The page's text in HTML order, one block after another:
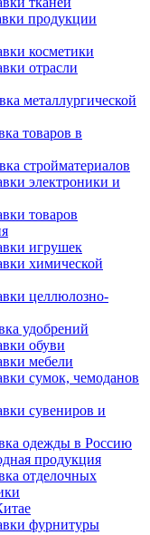
продукции
косметики
отрасли
металлургической
товаров в
стройматериалов
электроники и
товаров
игрушек
химической
целлюлозно-
удобрений
обуви
мебели
сумок, чемоданов
сувениров и
одежды в Россию
продукция
отделочных
фурнитуры